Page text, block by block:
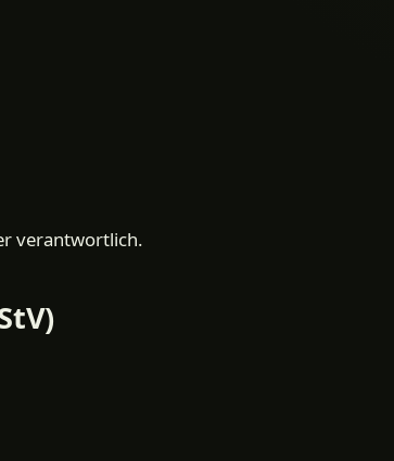
verantwortlich.